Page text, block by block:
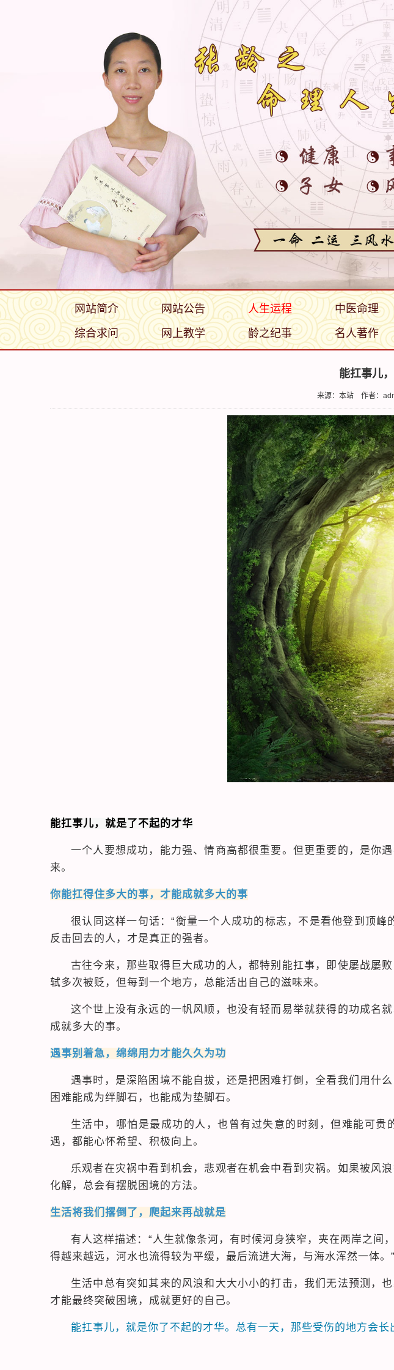
网站简介 网站公告 人生运程 中医命理
综合求问
网上教学 龄之纪事 名人著作
能扛事儿
来源：本站 作者：
能扛事儿，就是了不起的才华
一个人要想成功，能力强、情商高都很重要。但更重要的，是你
来。
你能扛得住多大的事，才能成就多大的事
很认同这样一句话：“衡量一个人成功的标志，不是看他登到顶
反击回去的人，才是真正的强者。
古往今来，那些取得巨大成功的人，都特别能扛事，即使屡战屡
轼多次被贬，但每到一个地方，总能活出自己的滋味来。
这个世上没有永远的一帆风顺，也没有轻而易举就获得的功成名
成就多大的事。
遇事别着急，绵绵用力才能久久为功
遇事时，是深陷困境不能自拔，还是把困难打倒，全看我们用什
困难能成为绊脚石，也能成为垫脚石。
生活中，哪怕是最成功的人，也曾有过失意的时刻，但难能可
遇，都能心怀希望、积极向上。
乐观者在灾祸中看到机会，悲观者在机会中看到灾祸。如果被风
化解，总会有摆脱困境的方法。
生活将我们撂倒了，爬起来再战就是
有人这样描述：“人生就像条河，有时候河身狭窄，夹在两岸之
得越来越远，河水也流得较为平缓，最后流进大海，与海水浑然一体。”
生活中总有突如其来的风浪和大大小小的打击，我们无法预测，
才能最终突破困境，成就更好的自己。
能扛事儿，就是你了不起的才华。总有一天，那些受伤的地方会